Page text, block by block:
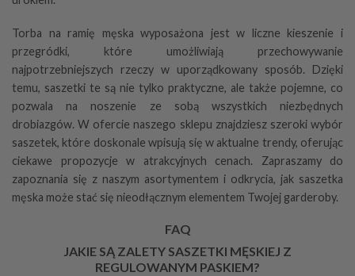
Torba na ramię męska wyposażona jest w liczne kieszenie i
przegródki, które umożliwiają przechowywanie
najpotrzebniejszych rzeczy w uporządkowany sposób. Dzięki
temu, saszetki te są nie tylko praktyczne, ale także pojemne, co
pozwala na noszenie ze sobą wszystkich niezbędnych
drobiazgów. W ofercie naszego sklepu znajdziesz szeroki wybór
saszetek, które doskonale wpisują się w aktualne trendy, oferując
ciekawe propozycje w atrakcyjnych cenach. Zapraszamy do
zapoznania się z naszym asortymentem i odkrycia, jak saszetka
męska może stać się nieodłącznym elementem Twojej garderoby.
FAQ
JAKIE SĄ ZALETY SASZETKI MĘSKIEJ Z
REGULOWANYM PASKIEM?